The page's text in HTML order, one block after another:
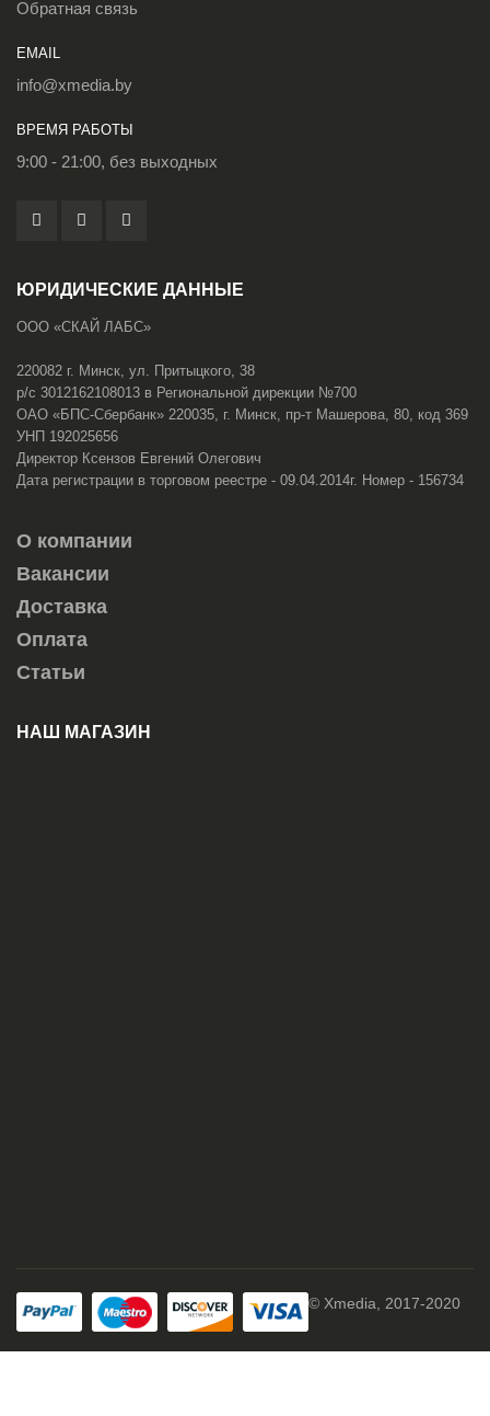
Обратная связь
EMAIL
info@xmedia.by
ВРЕМЯ РАБОТЫ
9:00 - 21:00, без выходных
ЮРИДИЧЕСКИЕ ДАННЫЕ
ООО «СКАЙ ЛАБС»
220082 г. Минск, ул. Притыцкого, 38
р/с 3012162108013 в Региональной дирекции №700
ОАО «БПС-Сбербанк» 220035, г. Минск, пр-т Машерова, 80, код 369
УНП 192025656
Директор Ксензов Евгений Олегович
Дата регистрации в торговом реестре - 09.04.2014г. Номер - 156734
О компании
Вакансии
Доставка
Оплата
Статьи
НАШ МАГАЗИН
© Xmedia, 2017-2020